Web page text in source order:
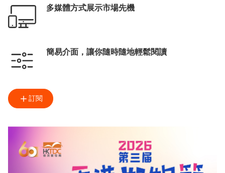
多媒體方式展示市場先機
簡易介面，讓你隨時隨地輕鬆閱讀
訂閱